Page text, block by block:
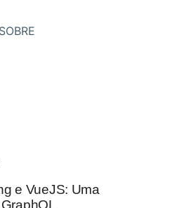
SOBRE
e VueJS: Uma